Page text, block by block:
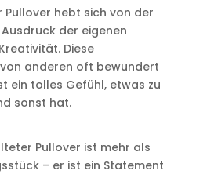
Pullover hebt sich von der
der eigenen
Diese
anderen oft bewundert
ein tolles Gefühl, etwas zu
sonst hat.
Pullover ist mehr als
– er ist ein Statement